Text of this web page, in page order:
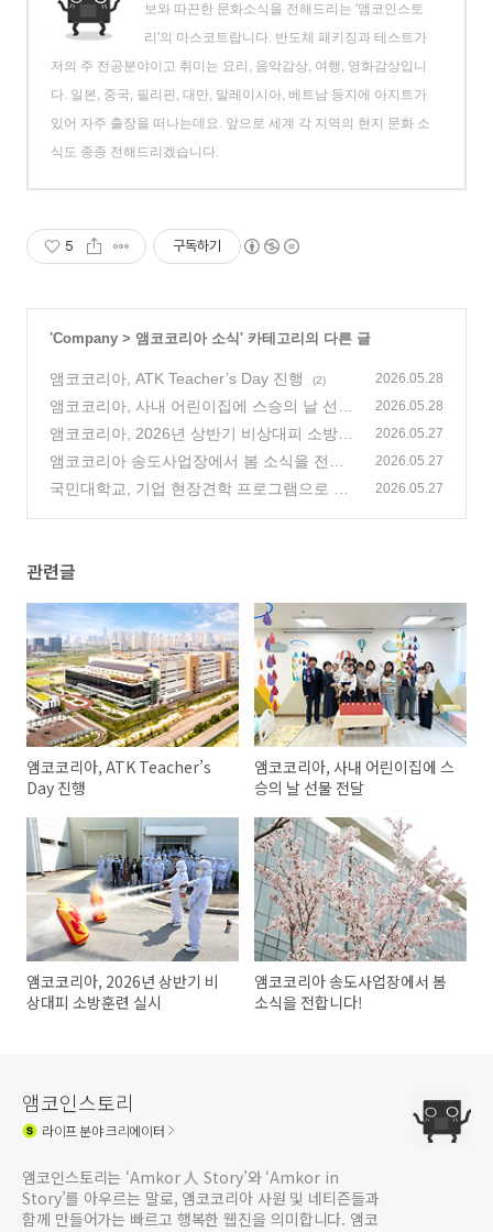
보와 따끈한 문화소식을 전해드리는 '앰코인스토
리'의 마스코트랍니다. 반도체 패키징과 테스트가
저의 주 전공분야이고 취미는 요리, 음악감상, 여행, 영화감상입니
다. 일본, 중국, 필리핀, 대만, 말레이시아, 베트남 등지에 아지트가
있어 자주 출장을 떠나는데요. 앞으로 세계 각 지역의 현지 문화 소
식도 종종 전해드리겠습니다.
5 구독하기
'Company > 앰코코리아 소식' 카테고리의 다른 글
앰코코리아, ATK Teacher’s Day 진행 (2) 2026.05.28
앰코코리아, 사내 어린이집에 스승의 날 선물
전달
(0)
2026.05.28
앰코코리아, 2026년 상반기 비상대피 소방훈
련 실시
(2)
2026.05.27
앰코코리아 송도사업장에서 봄 소식을 전합
니다!
(1)
2026.05.27
국민대학교, 기업 현장견학 프로그램으로 앰
2026.05.27
관련글
앰코코리아, ATK Teacher’s
Day 진행
앰코코리아, 사내 어린이집에 스
승의 날 선물 전달
앰코코리아, 2026년 상반기 비
상대피 소방훈련 실시
앰코코리아 송도사업장에서 봄
소식을 전합니다!
앰코인스토리
라이프분야 크리에이터
앰코인스토리는 ‘Amkor 人 Story’와 ‘Amkor in
Story’를 아우르는 말로, 앰코코리아 사원 및 네티즌들과
함께 만들어가는 빠르고 행복한 웹진을 의미합니다. 앰코